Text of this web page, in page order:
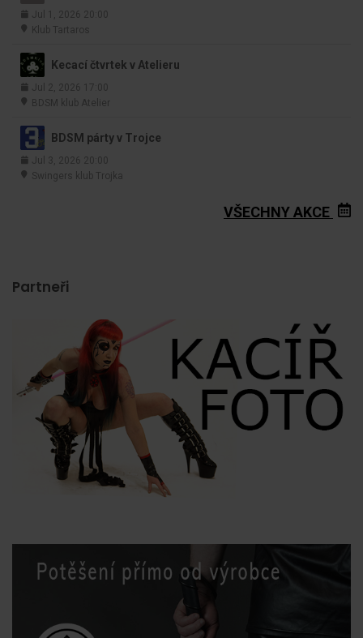
Jul 1, 2026 20:00
Klub Tartaros
Kecací čtvrtek v Atelieru
Jul 2, 2026 17:00
BDSM klub Atelier
BDSM párty v Trojce
Jul 3, 2026 20:00
Swingers klub Trojka
VŠECHNY AKCE
Partneři